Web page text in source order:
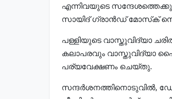
എന്നിവയുടെ
സായിദ് ഗ്രാൻഡ് മോസ്‌ക്
പള്ളിയുടെ വാസ്തുവിദ്യാ
കലാപരവും വാസ്തുവിദ്യാ
പര്യവേക്ഷണം ചെയ്തു.
സന്ദർശനത്തിനൊടുവിൽ,